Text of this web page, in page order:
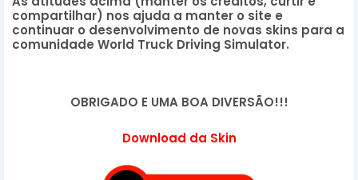
compartilhar) nos ajuda a manter o site e
continuar o desenvolvimento de novas skins para a
comunidade World Truck Driving Simulator.
OBRIGADO E UMA BOA DIVERSÃO!!!
Download da Skin